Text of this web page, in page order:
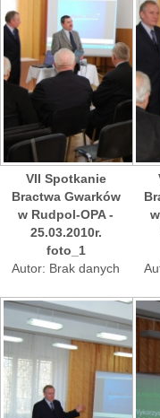
VII Spotkanie
Bractwa Gwarków
w Rudpol-OPA -
25.03.2010r.
foto_1
Autor: Brak danych